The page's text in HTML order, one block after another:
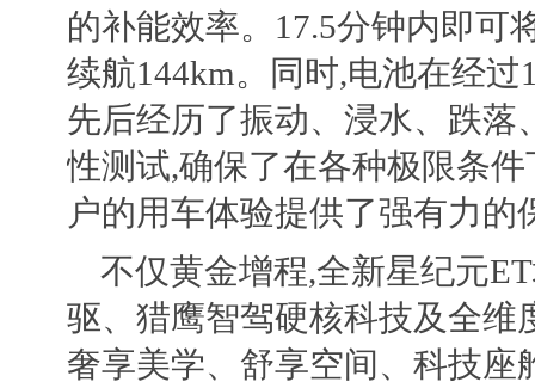
的补能效率。17.5分钟内即可
续航144km。同时,电池在经
先后经历了振动、浸水、跌落
性测试,确保了在各种极限条
户的用车体验提供了强有力的
不仅黄金增程,全新星纪元
驱、猎鹰智驾硬核科技及全维
奢享美学、舒享空间、科技座